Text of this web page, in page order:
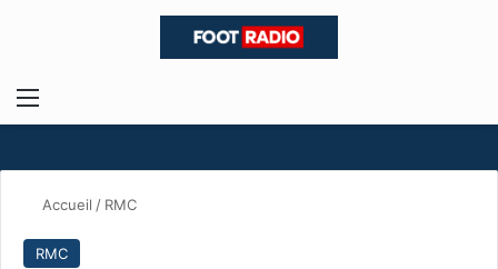
Menu
Accueil / RMC
RMC